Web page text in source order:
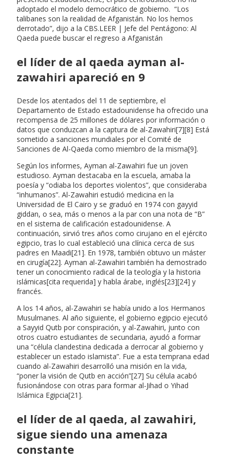
adoptado el modelo democrático de gobierno. “Los
talibanes son la realidad de Afganistán. No los hemos
derrotado”, dijo a la CBS.LEER | Jefe del Pentágono: Al
Qaeda puede buscar el regreso a Afganistán
el líder de al qaeda ayman al-
zawahiri apareció en 9
Desde los atentados del 11 de septiembre, el
Departamento de Estado estadounidense ha ofrecido una
recompensa de 25 millones de dólares por información o
datos que conduzcan a la captura de al-Zawahiri[7][8] Está
sometido a sanciones mundiales por el Comité de
Sanciones de Al-Qaeda como miembro de la misma[9].
Según los informes, Ayman al-Zawahiri fue un joven
estudioso. Ayman destacaba en la escuela, amaba la
poesía y “odiaba los deportes violentos”, que consideraba
“inhumanos”. Al-Zawahiri estudió medicina en la
Universidad de El Cairo y se graduó en 1974 con gayyid
giddan, o sea, más o menos a la par con una nota de “B”
en el sistema de calificación estadounidense. A
continuación, sirvió tres años como cirujano en el ejército
egipcio, tras lo cual estableció una clínica cerca de sus
padres en Maadi[21]. En 1978, también obtuvo un máster
en cirugía[22]. Ayman al-Zawahiri también ha demostrado
tener un conocimiento radical de la teología y la historia
islámicas[cita requerida] y habla árabe, inglés[23][24] y
francés.
A los 14 años, al-Zawahiri se había unido a los Hermanos
Musulmanes. Al año siguiente, el gobierno egipcio ejecutó
a Sayyid Qutb por conspiración, y al-Zawahiri, junto con
otros cuatro estudiantes de secundaria, ayudó a formar
una “célula clandestina dedicada a derrocar al gobierno y
establecer un estado islamista”. Fue a esta temprana edad
cuando al-Zawahiri desarrolló una misión en la vida,
“poner la visión de Qutb en acción”[27] Su célula acabó
fusionándose con otras para formar al-Jihad o Yihad
Islámica Egipcia[21].
el líder de al qaeda, al zawahiri,
sigue siendo una amenaza
constante